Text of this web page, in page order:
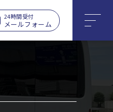
24時間受付
メールフォーム